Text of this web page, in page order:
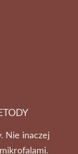
Nie inaczej